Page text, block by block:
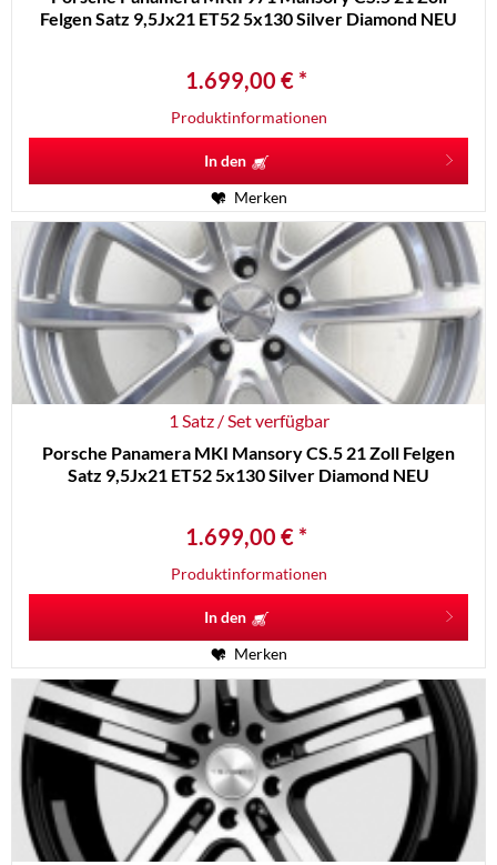
Felgen Satz 9,5Jx21 ET52 5x130 Silver Diamond NEU
1.699,00 € *
Produktinformationen
In den
Merken
1 Satz / Set verfügbar
Porsche Panamera MKI Mansory CS.5 21 Zoll Felgen
Satz 9,5Jx21 ET52 5x130 Silver Diamond NEU
1.699,00 € *
Produktinformationen
In den
Merken